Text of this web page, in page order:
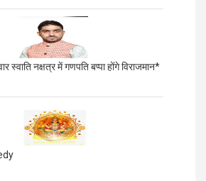
स्वाति नक्षत्र में गणपति बप्पा होंगे विराजमान*